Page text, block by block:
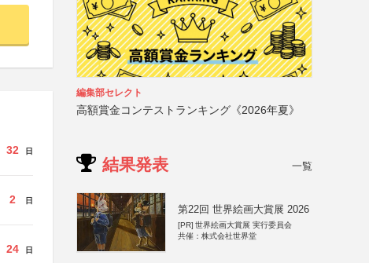
32 日
2 日
24 日
編集部セレクト
高額賞金コンテストランキング《2026年夏》
結果発表 一覧
第22回 世界絵画大賞展 2026
[PR] 世界絵画大賞展 実行委員会
共催：株式会社世界堂